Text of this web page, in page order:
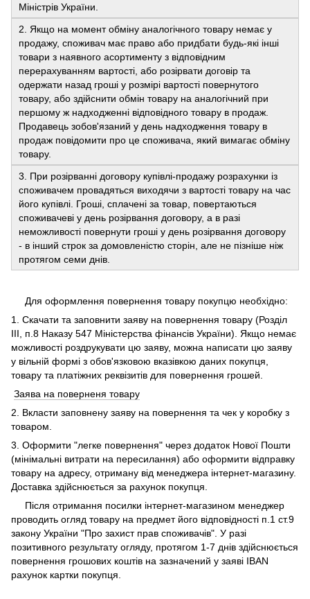
Міністрів України.
2. Якщо на момент обміну аналогічного товару немає у
продажу, споживач має право або придбати будь-які інші
товари з наявного асортименту з відповідним
перерахуванням вартості, або розірвати договір та
одержати назад гроші у розмірі вартості повернутого
товару, або здійснити обмін товару на аналогічний при
першому ж надходженні відповідного товару в продаж.
Продавець зобов'язаний у день надходження товару в
продаж повідомити про це споживача, який вимагає обміну
товару.
3. При розірванні договору купівлі-продажу розрахунки із
споживачем провадяться виходячи з вартості товару на час
його купівлі. Гроші, сплачені за товар, повертаються
споживачеві у день розірвання договору, а в разі
неможливості повернути гроші у день розірвання договору
- в інший строк за домовленістю сторін, але не пізніше ніж
протягом семи днів.
Для оформлення повернення товару покупцю необхідно:
1. Скачати та заповнити заяву на повернення товару (Розділ
ІІІ, п.8 Наказу 547 Міністерства фінансів України). Якщо немає
можливості роздрукувати цю заяву, можна написати цю заяву
у вільній формі з обов'язковою вказівкою даних покупця,
товару та платіжних реквізитів для повернення грошей.
Заява на поверненя товару
2. Вкласти заповнену заяву на повернення та чек у коробку з
товаром.
3. Оформити "легке повернення" через додаток Нової Пошти
(мінімальні витрати на пересилання) або оформити відправку
товару на адресу, отриману від менеджера інтернет-магазину.
Доставка здійснюється за рахунок покупця.
Після отримання посилки інтернет-магазином менеджер
проводить огляд товару на предмет його відповідності п.1 ст.9
закону України "Про захист прав споживачів". У разі
позитивного результату огляду, протягом 1-7 днів здійснюється
повернення грошових коштів на зазначений у заяві IBAN
рахунок картки покупця.